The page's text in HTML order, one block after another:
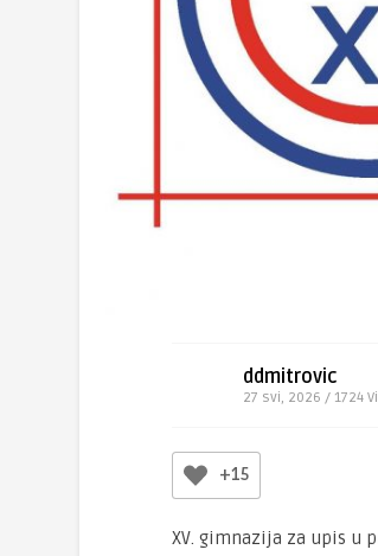
ddmitrovic
27 svi, 2026 / 1724
+15
XV. gimnazija za upis u